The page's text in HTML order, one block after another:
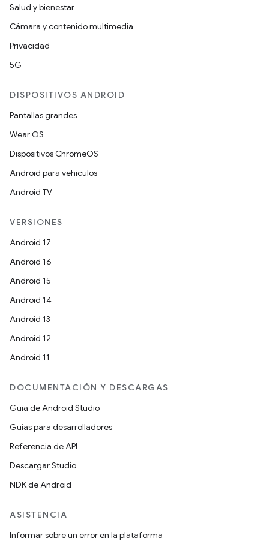
Salud y bienestar
Cámara y contenido multimedia
Privacidad
5G
DISPOSITIVOS ANDROID
Pantallas grandes
Wear OS
Dispositivos ChromeOS
Android para vehículos
Android TV
VERSIONES
Android 17
Android 16
Android 15
Android 14
Android 13
Android 12
Android 11
DOCUMENTACIÓN Y DESCARGAS
Guía de Android Studio
Guías para desarrolladores
Referencia de API
Descargar Studio
NDK de Android
ASISTENCIA
Informar sobre un error en la plataforma